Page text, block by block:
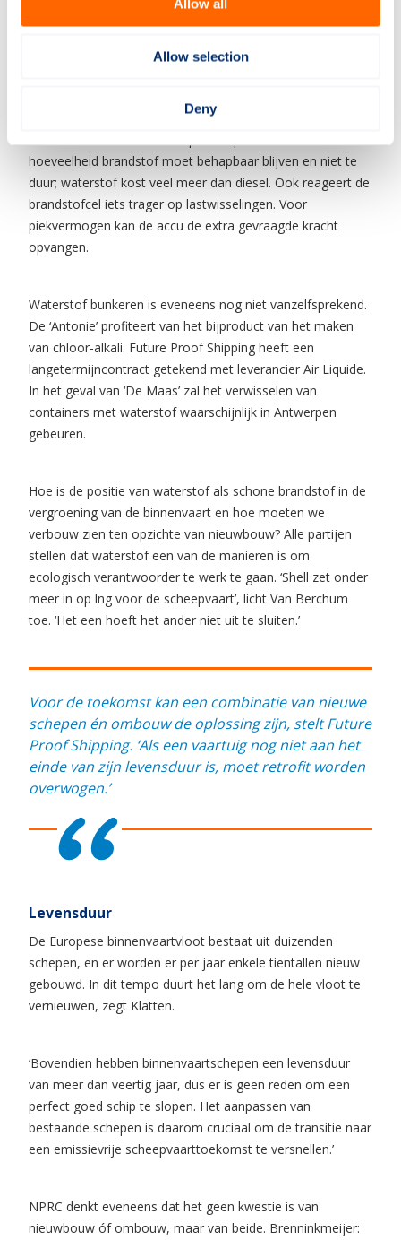
Allow all
Allow selection
Deny
afgegeven. ‘De reglementen kenden nog geen waterstof
hoeveelheid brandstof moet behapbaar blijven en niet te
duur; waterstof kost veel meer dan diesel. Ook reageert de
brandstofcel iets trager op lastwisselingen. Voor
piekvermogen kan de accu de extra gevraagde kracht
opvangen.
Waterstof bunkeren is eveneens nog niet vanzelfsprekend.
De ‘Antonie’ profiteert van het bijproduct van het maken
van chloor-alkali. Future Proof Shipping heeft een
langetermijncontract getekend met leverancier Air Liquide.
In het geval van ‘De Maas’ zal het verwisselen van
containers met waterstof waarschijnlijk in Antwerpen
gebeuren.
Hoe is de positie van waterstof als schone brandstof in de
vergroening van de binnenvaart en hoe moeten we
verbouw zien ten opzichte van nieuwbouw? Alle partijen
stellen dat waterstof een van de manieren is om
ecologisch verantwoorder te werk te gaan. ‘Shell zet onder
meer in op lng voor de scheepvaart’, licht Van Berchum
toe. ‘Het een hoeft het ander niet uit te sluiten.’
Voor de toekomst kan een combinatie van nieuwe
schepen én ombouw de oplossing zijn, stelt Future
Proof Shipping. ‘Als een vaartuig nog niet aan het
einde van zijn levensduur is, moet retrofit worden
overwogen.’
Levensduur
De Europese binnenvaartvloot bestaat uit duizenden
schepen, en er worden er per jaar enkele tientallen nieuw
gebouwd. In dit tempo duurt het lang om de hele vloot te
vernieuwen, zegt Klatten.
‘Bovendien hebben binnenvaartschepen een levensduur
van meer dan veertig jaar, dus er is geen reden om een ​​
perfect goed schip te slopen. Het aanpassen van
bestaande schepen is daarom cru­ciaal om de transitie naar
een emissievrije scheepvaarttoekomst te versnellen.’
NPRC denkt eveneens dat het geen kwestie is van
nieuwbouw óf ombouw, maar van beide. Brenninkmeijer: